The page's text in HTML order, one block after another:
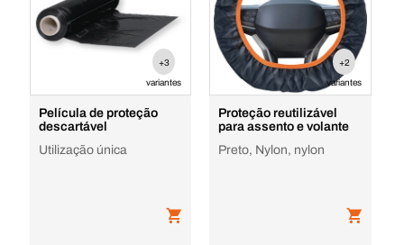
+3
variantes
Película de proteção
descartável
Utilização única
+2
variantes
Proteção reutilizável
para assento e volante
Preto, Nylon, nylon